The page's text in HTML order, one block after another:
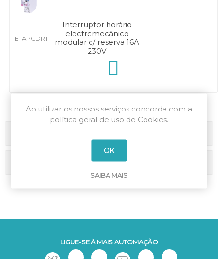
ETAPCDR1
Interruptor horário
electromecânico
modular c/ reserva 16A
230V
LIGUE-SE À MAIS AUTOMAÇÃO
Ao utilizar os nossos serviços concorda com a
política geral de uso de Cookies.
OK
SAIBA MAIS